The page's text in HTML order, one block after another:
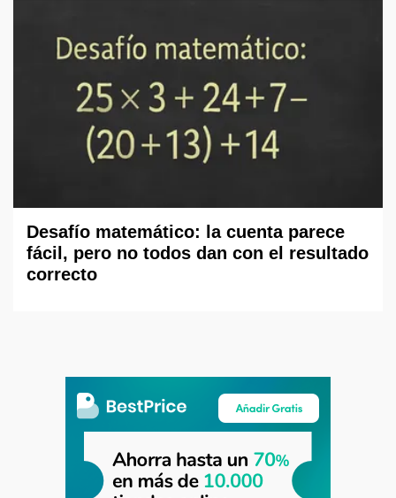
Desafío matemático: la cuenta parece
fácil, pero no todos dan con el resultado
correcto